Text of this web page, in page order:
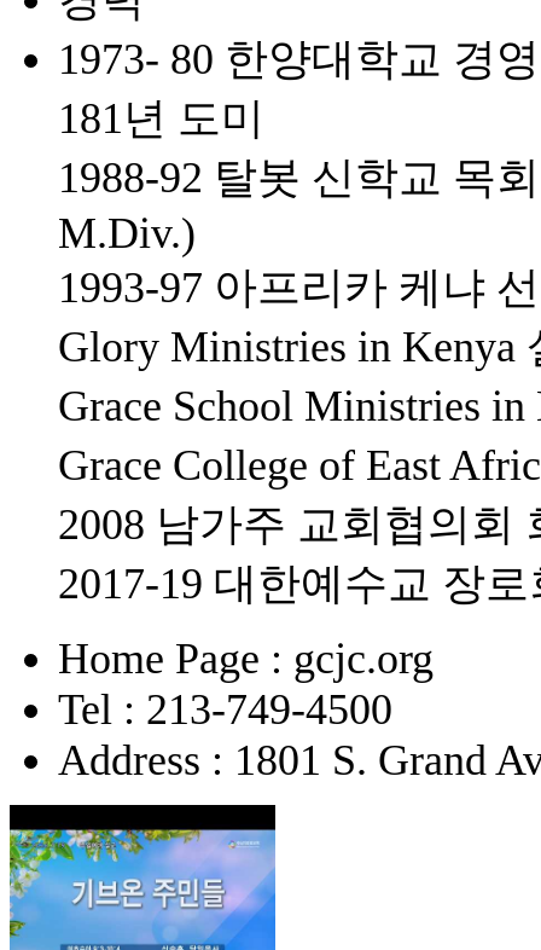
1973- 80 한양대학교 경
181년 도미
1988-92 탈봇 신학교 목
M.Div.)
1993-97 아프리카 케냐
Glory Ministries in Kenya
Grace School Ministries
Grace College of East
2008 남가주 교회협의회
2017-19 대한예수교 장
Home Page : gcjc.org
Tel : 213-749-4500
Address : 1801 S. Grand